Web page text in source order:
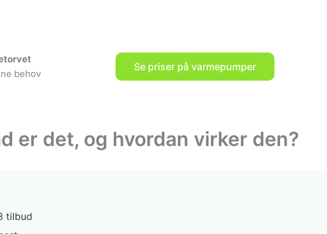
behov
Se priser på varmepumper
er det, og hvordan virker den?
tilbud